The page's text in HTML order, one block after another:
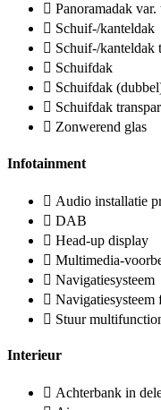
Panoramadak var.
Schuif-/kanteldak
Schuif-/kanteldak
Schuifdak
Schuifdak
Schuifdak
Zonwerend glas
Infotainment
Audio installatie
DAB
Head-up display
Multimedia-
Navigatiesysteem
Navigatiesysteem
Stuur
Interieur
Achterbank in